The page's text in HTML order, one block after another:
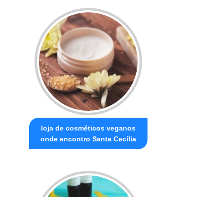
loja de cosméticos veganos
onde encontro Santa Cecília